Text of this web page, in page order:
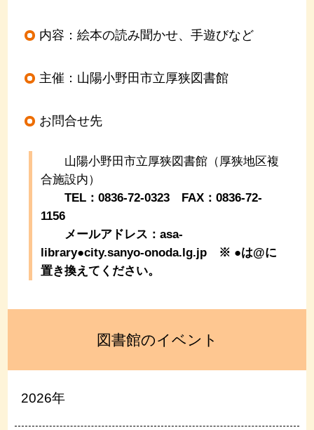
内容：絵本の読み聞かせ、手遊びなど
主催：山陽小野田市立厚狭図書館
お問合せ先
山陽小野田市立厚狭図書館（厚狭地区複
合施設内）
TEL：0836-72-0323 FAX：0836-72-
1156
メールアドレス：asa-
library●city.sanyo-onoda.lg.jp ※ ●は@に
置き換えてください。
図書館のイベント
2026年